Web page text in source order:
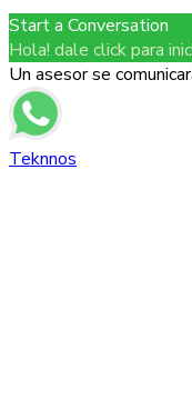
Start a Conversation
Hola! dale click para
Un asesor se
Teknnos